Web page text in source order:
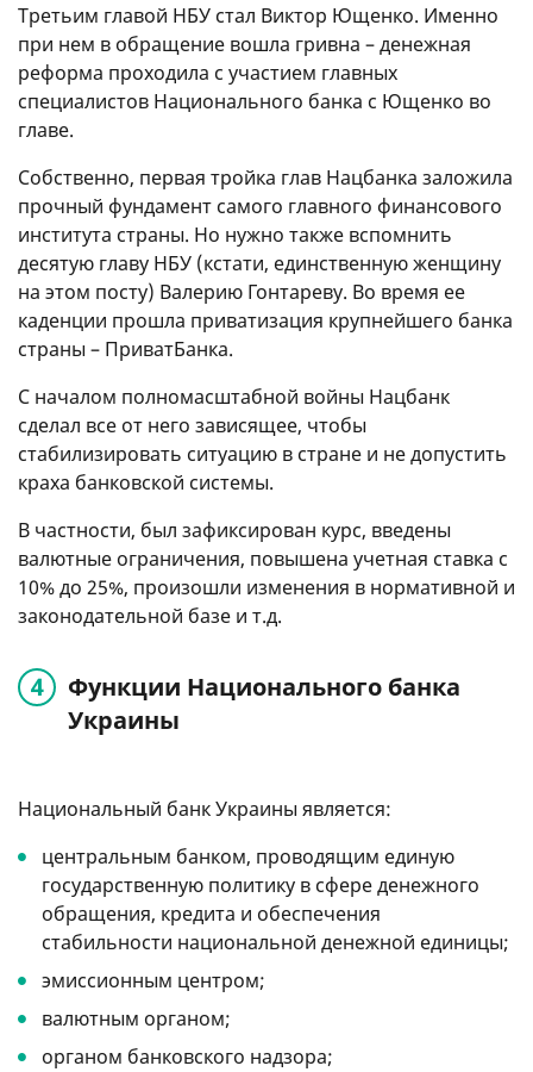
Третьим главой НБУ стал Виктор Ющенко. Именно
при нем в обращение вошла гривна – денежная
реформа проходила с участием главных
специалистов Национального банка с Ющенко во
главе.
Собственно, первая тройка глав Нацбанка заложила
прочный фундамент самого главного финансового
института страны. Но нужно также вспомнить
десятую главу НБУ (кстати, единственную женщину
на этом посту) Валерию Гонтареву. Во время ее
каденции прошла приватизация крупнейшего банка
страны – ПриватБанка.
С началом полномасштабной войны Нацбанк
сделал все от него зависящее, чтобы
стабилизировать ситуацию в стране и не допустить
краха банковской системы.
В частности, был зафиксирован курс, введены
валютные ограничения, повышена учетная ставка с
10% до 25%, произошли изменения в нормативной и
законодательной базе и т.д.
Функции Национального банка
Украины
Национальный банк Украины является:
центральным банком, проводящим единую
государственную политику в сфере денежного
обращения, кредита и обеспечения
стабильности национальной денежной единицы;
эмиссионным центром;
валютным органом;
органом банковского надзора;